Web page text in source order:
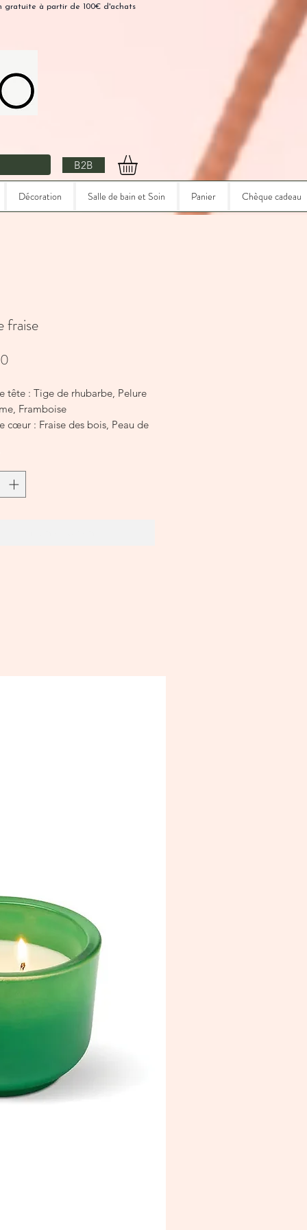
gratuite à partir de 100€ d'achats
B2B
Décoration Salle de bain et Soin Panier Chèque cadeau
fraise
tête : Tige de rhubarbe, Pelure
Framboise
cœur : Fraise des bois, Peau de
fond : Fenouil frais, Noix de